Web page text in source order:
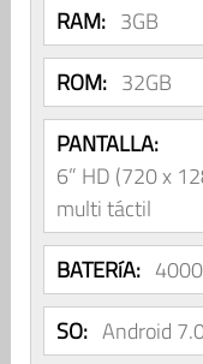
RAM: 3GB
ROM: 32GB
PANTALLA:
6” HD (720 x
multi táctil
BATERíA:
SO: Android